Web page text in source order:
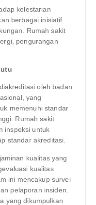
kelestarian
berbagai inisiatif
Rumah sakit
pengurangan
oleh badan
yang
memenuhi standar
Rumah sakit
inspeksi untuk
standar akreditasi.
kualitas yang
kualitas
ini mencakup survei
pelaporan insiden.
yang dikumpulkan